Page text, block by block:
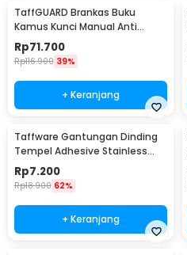
TaffGUARD Brankas Buku
Kamus Kunci Manual Anti
Maling Hidden Safe Box Besar -
KB-10L
Rp71.700
Rp116.900 39%
+ Keranjang
Taffware Gantungan Dinding
Tempel Adhesive Stainless
Steel 6 PCS - ST40
Rp7.200
Rp18.900 62%
+ Keranjang